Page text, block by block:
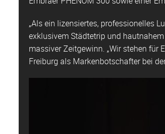
„Als ein lizensiertes, professionelles
exklusivem Städtetrip und
massiver Zeitgewinn. „Wir stehen
Freiburg als Markenbotschafter bei